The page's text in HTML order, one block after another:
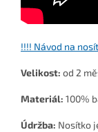
!!!! Návod na
Velikost: od 2
Materiál: 100%
Údržba: Nosítko